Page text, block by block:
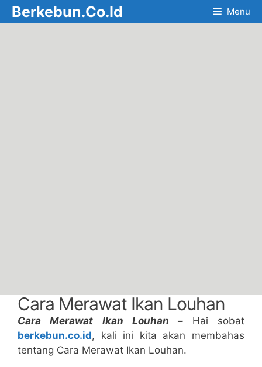
Skip
to
Berkebun.Co.Id Menu
Cara Merawat Ikan Louhan
Cara Merawat Ikan Louhan – Hai sobat
berkebun.co.id, kali ini kita akan membahas
tentang Cara Merawat Ikan Louhan.